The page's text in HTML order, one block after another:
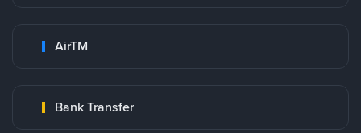
AirTM
Bank Transfer